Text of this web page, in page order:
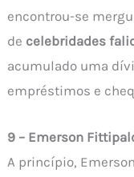
encontrou-se
de celebridades
acumulado uma
empréstimos e
9 – Emerson
A princípio,